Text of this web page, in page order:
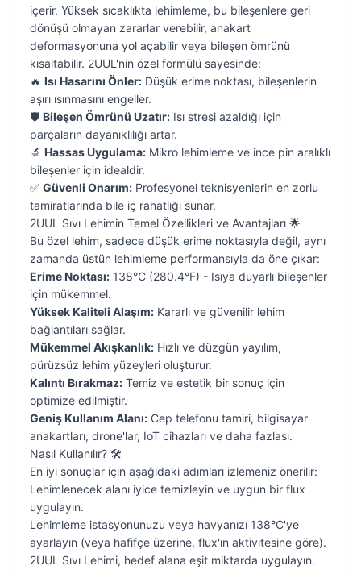
içerir. Yüksek sıcaklıkta lehimleme, bu bileşenlere geri
dönüşü olmayan zararlar verebilir, anakart
deformasyonuna yol açabilir veya bileşen ömrünü
kısaltabilir. 2UUL'nin özel formülü sayesinde:
🔥 Isı Hasarını Önler: Düşük erime noktası, bileşenlerin
aşırı ısınmasını engeller.
🛡️ Bileşen Ömrünü Uzatır: Isı stresi azaldığı için
parçaların dayanıklılığı artar.
🔬 Hassas Uygulama: Mikro lehimleme ve ince pin aralıklı
bileşenler için idealdir.
✅ Güvenli Onarım: Profesyonel teknisyenlerin en zorlu
tamiratlarında bile iç rahatlığı sunar.
2UUL Sıvı Lehimin Temel Özellikleri ve Avantajları 🌟
Bu özel lehim, sadece düşük erime noktasıyla değil, aynı
zamanda üstün lehimleme performansıyla da öne çıkar:
Erime Noktası: 138°C (280.4°F) - Isıya duyarlı bileşenler
için mükemmel.
Yüksek Kaliteli Alaşım: Kararlı ve güvenilir lehim
bağlantıları sağlar.
Mükemmel Akışkanlık: Hızlı ve düzgün yayılım,
pürüzsüz lehim yüzeyleri oluşturur.
Kalıntı Bırakmaz: Temiz ve estetik bir sonuç için
optimize edilmiştir.
Geniş Kullanım Alanı: Cep telefonu tamiri, bilgisayar
anakartları, drone'lar, IoT cihazları ve daha fazlası.
Nasıl Kullanılır? 🛠️
En iyi sonuçlar için aşağıdaki adımları izlemeniz önerilir:
Lehimlenecek alanı iyice temizleyin ve uygun bir flux
uygulayın.
Lehimleme istasyonunuzu veya havyanızı 138°C'ye
ayarlayın (veya hafifçe üzerine, flux'ın aktivitesine göre).
2UUL Sıvı Lehimi, hedef alana eşit miktarda uygulayın.